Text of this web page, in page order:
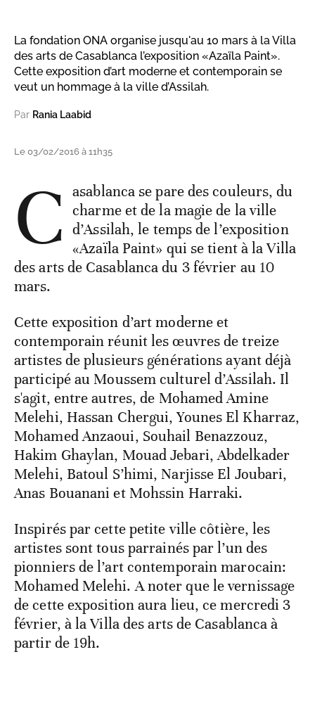
La fondation ONA organise jusqu'au 10 mars à la Villa
des arts de Casablanca l’exposition «Azaïla Paint».
Cette exposition d’art moderne et contemporain se
veut un hommage à la ville d’Assilah.
Par Rania Laabid
Le 03/02/2016 à 11h35
C asablanca se pare des couleurs, du
charme et de la magie de la ville
d’Assilah, le temps de l’exposition
«Azaïla Paint» qui se tient à la Villa
des arts de Casablanca du 3 février au 10
mars.
Cette exposition d’art moderne et
contemporain réunit les œuvres de treize
artistes de plusieurs générations ayant déjà
participé au Moussem culturel d’Assilah. Il
s'agit, entre autres, de Mohamed Amine
Melehi, Hassan Chergui, Younes El Kharraz,
Mohamed Anzaoui, Souhail Benazzouz,
Hakim Ghaylan, Mouad Jebari, Abdelkader
Melehi, Batoul S’himi, Narjisse El Joubari,
Anas Bouanani et Mohssin Harraki.
Inspirés par cette petite ville côtière, les
artistes sont tous parrainés par l’un des
pionniers de l’art contemporain marocain:
Mohamed Melehi. A noter que le vernissage
de cette exposition aura lieu, ce mercredi 3
février, à la Villa des arts de Casablanca à
partir de 19h.